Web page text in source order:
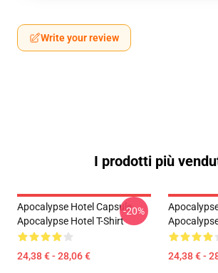
Write your review
I prodotti più
Apocalypse Hotel Capsule
Apocalypse Hotel T-Shirt
24,38 € - 28,06 €
-20%
24,38 € -